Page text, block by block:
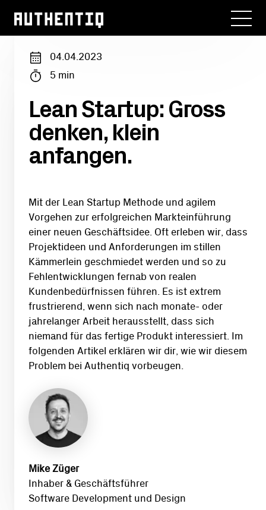
04.04.2023
5 min
Lean Startup: Gross
denken, klein
anfangen.
Mit der Lean Startup Methode und agilem
Vorgehen zur erfolgreichen Markteinführung
einer neuen Geschäftsidee. Oft erleben wir, dass
Projektideen und Anforderungen im stillen
Kämmerlein geschmiedet werden und so zu
Fehlentwicklungen fernab von realen
Kundenbedürfnissen führen. Es ist extrem
frustrierend, wenn sich nach monate- oder
jahrelanger Arbeit herausstellt, dass sich
niemand für das fertige Produkt interessiert. Im
folgenden Artikel erklären wir dir, wie wir diesem
Problem bei Authentiq vorbeugen.
Mike Züger
Inhaber & Geschäftsführer
Software Development und Design